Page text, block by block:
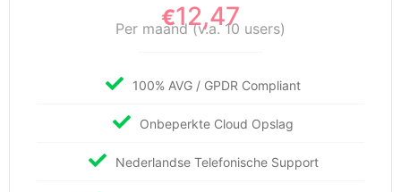
€12,47
Per maand (v.a. 10 users)
100% AVG / GPDR Compliant
Onbeperkte Cloud Opslag
Nederlandse Telefonische Support